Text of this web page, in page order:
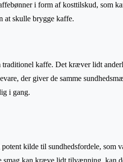
i form af kosttilskud, som
at skulle brygge kaffe.
kaffe. Det kræver lidt
der giver de samme
i gang.
kilde til sundhedsfordele, som